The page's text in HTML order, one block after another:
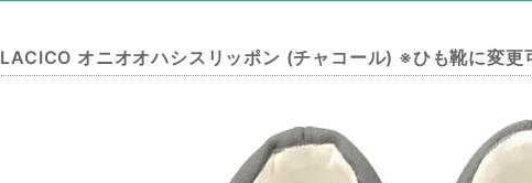
LACICO オニオオハシスリッポン (チャコール) ※ひも靴に変更